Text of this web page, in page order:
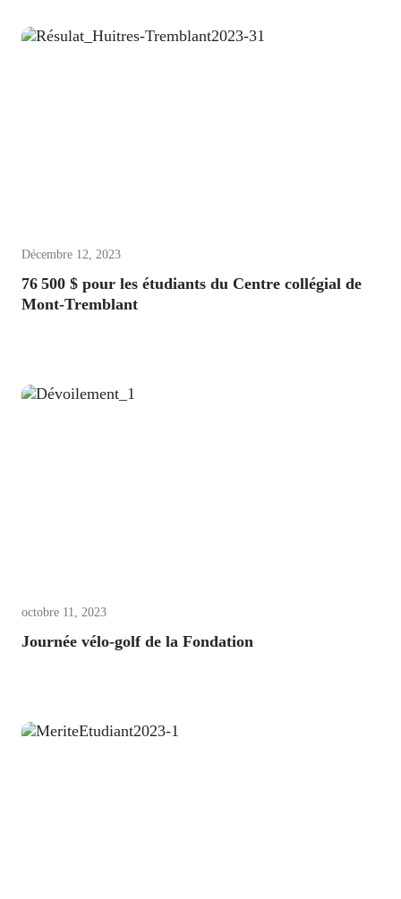
Décembre 12, 2023
76 500 $ pour les étudiants du Centre collégial de
Mont-Tremblant
octobre 11, 2023
Journée vélo-golf de la Fondation